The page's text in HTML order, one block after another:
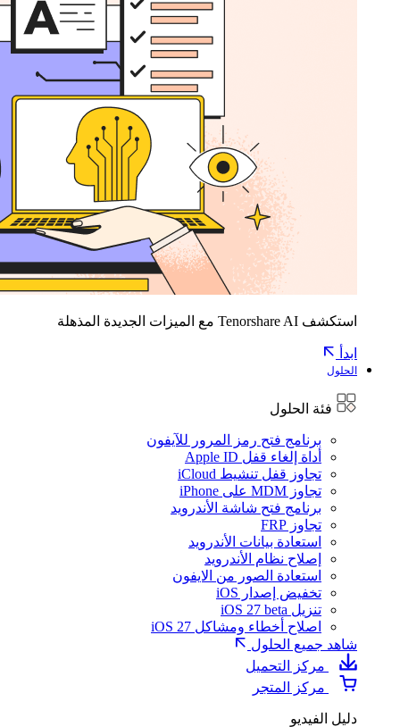
استكشف Tenorshare AI مع الميزات الجديدة المذهلة
ابدأ
الحلول
فئة الحلول
برنامج فتح رمز المرور للآيفون
أداة إلغاء قفل Apple ID
تجاوز قفل تنشيط iCloud
تجاوز MDM على iPhone
برنامج فتح شاشة الأندرويد
تجاوز FRP
استعادة بيانات الأندرويد
إصلاح نظام الأندرويد
استعادة الصور من الايفون
تخفيض إصدار iOS
تنزيل iOS 27 beta
اصلاح أخطاء ومشاكل iOS 27
شاهد جميع الحلول
مركز التحميل
مركز المتجر
دليل الفيديو